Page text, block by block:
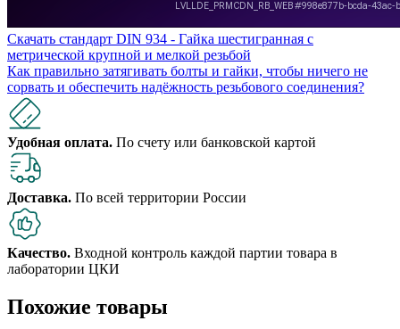
Скачать стандарт DIN 934 - Гайка шестигранная с
метрической крупной и мелкой резьбой
Как правильно затягивать болты и гайки, чтобы ничего не
сорвать и обеспечить надёжность резьбового соединения?
Удобная оплата. По счету или банковской картой
Доставка. По всей территории России
Качество. Входной контроль каждой партии товара в
лаборатории ЦКИ
Похожие товары